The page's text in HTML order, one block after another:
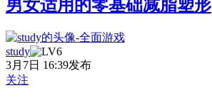
男女适用的零基础减脂塑形
study
3月7日 16:39发布
关注